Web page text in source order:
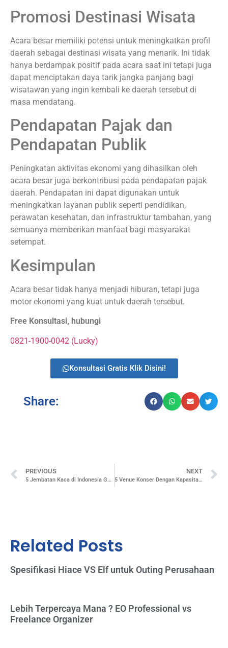
Promosi Destinasi Wisata
Acara besar memiliki potensi untuk meningkatkan profil
daerah sebagai destinasi wisata yang menarik. Ini tidak
hanya berdampak positif pada acara saat ini tetapi juga
dapat menciptakan daya tarik jangka panjang bagi
wisatawan yang ingin kembali ke daerah tersebut di
masa mendatang.
Pendapatan Pajak dan
Pendapatan Publik
Peningkatan aktivitas ekonomi yang dihasilkan oleh
acara besar juga berkontribusi pada pendapatan pajak
daerah. Pendapatan ini dapat digunakan untuk
meningkatkan layanan publik seperti pendidikan,
perawatan kesehatan, dan infrastruktur tambahan, yang
semuanya memberikan manfaat bagi masyarakat
setempat.
Kesimpulan
Acara besar tidak hanya menjadi hiburan, tetapi juga
motor ekonomi yang kuat untuk daerah tersebut.
Free Konsultasi, hubungi
0821-1900-0042 (Lucky)
Konsultasi Gratis Klik Disini!
Share:
PREVIOUS
5 Jembatan Kaca di Indonesia Gengan Pemandangan yang Indah
NEXT
5 Venue Konser Dengan Kapasitas Terbesar di Indonesia
Related Posts
Spesifikasi Hiace VS Elf untuk Outing Perusahaan
Lebih Terpercaya Mana ? EO Professional vs
Freelance Organizer